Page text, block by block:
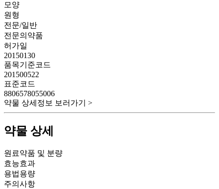
모양
원형
전문/일반
전문의약품
허가일
20150130
품목기준코드
201500522
표준코드
8806578055006
약물 상세정보 보러가기 >
약물 상세
원료약품 및 분량
효능효과
용법용량
주의사항